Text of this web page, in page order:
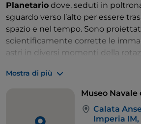
Planetario dove, seduti in
sguardo verso l’alto per essere
spazio e nel tempo. Sono
scientificamente corrette le
astri in diversi momenti della
parte della Terra – o da una
Mostra di più
Museo
Calata
Imperia